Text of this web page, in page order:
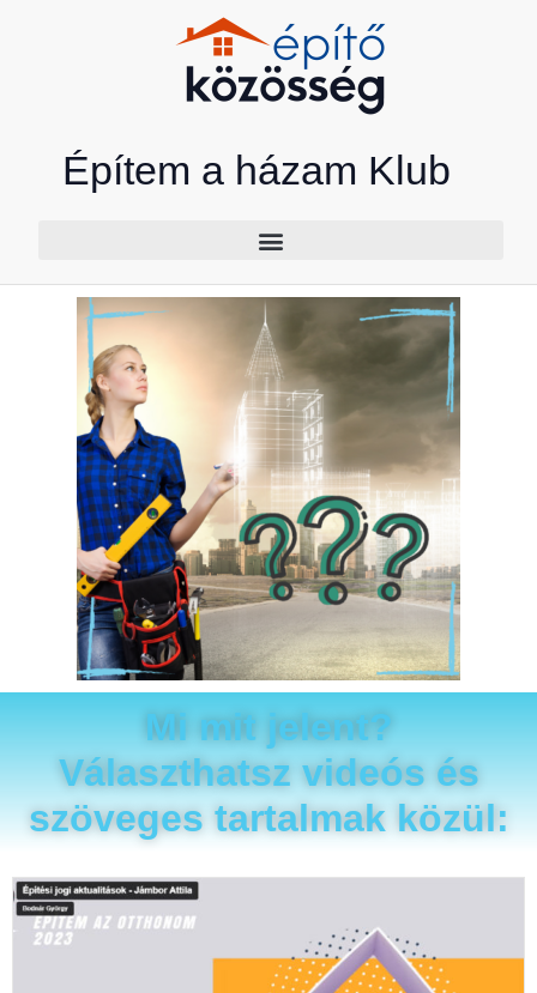
Építem a házam Klub
Mi mit jelent?
Választhatsz videós és
szöveges tartalmak közül: